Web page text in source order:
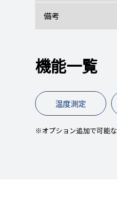
備考
機能一覧
温度測定
※オプション追加で可能な